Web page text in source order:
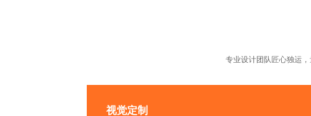
专业设计团队匠心独运
视觉定制